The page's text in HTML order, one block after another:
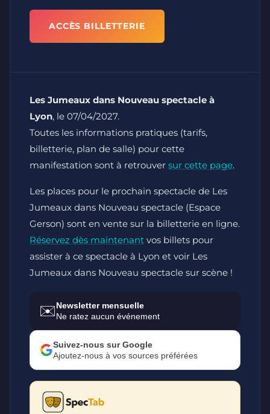
ACCÈS BILLETTERIE
Les Jumeaux dans Nouveau spectacle à
Lyon, le 07/04/2027.
Toutes les informations pratiques (tarifs,
billetterie, plan de salle) pour cette
manifestation sont à retrouver sur cette page.
Les places pour le prochain spectacle de Les
Jumeaux dans Nouveau spectacle (Espace
Gerson) sont en vente sur la billetterie en ligne.
Réservez dès maintenant vos billets pour
assister à ce spectacle à Lyon et voir Les
Jumeaux dans Nouveau spectacle sur scène !
✉️Newsletter mensuelle
Ne ratez aucun événement
Suivez-nous sur Google
Ajoutez-nous à vos sources préférées